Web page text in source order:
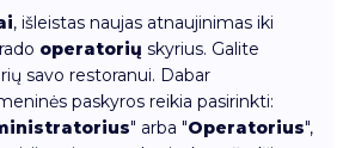
, išleistas naujas atnaujinimas iki
operatorių skyrius. Galite
savo restoranui. Dabar
paskyros reikia pasirinkti:
" arba "Operatorius",